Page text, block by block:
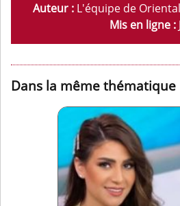
Auteur : L'équipe de
Mis en ligne :
Dans la même thématique